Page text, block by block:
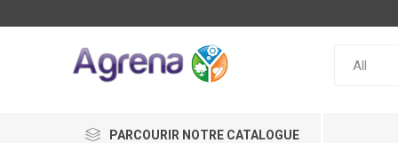
PARCOURIR NOTRE CATALOGUE